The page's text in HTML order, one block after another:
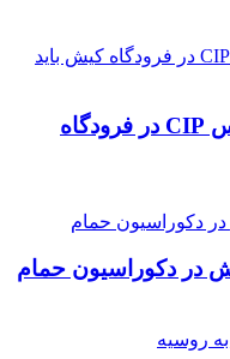
هر آنچه درباره خدمات لوکس CIP در فرودگاه‌
در دکوراسیون حمام